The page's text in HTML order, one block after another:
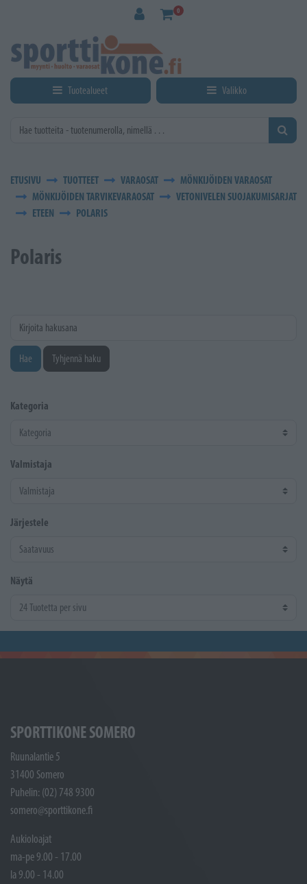
0
Tuotealueet Valikko
ETUSIVU TUOTTEET VARAOSAT
MÖNKIJÖIDEN VARAOSAT
MÖNKIJÖIDEN TARVIKEVARAOSAT
VETONIVELEN SUOJAKUMISARJAT
ETEEN
POLARIS
Polaris
Kirjoita hakusana
Hae Tyhjennä haku
Kategoria
Valmistaja
Järjestele
Näytä
SPORTTIKONE SOMERO
Ruunalantie 5
31400 Somero
Puhelin: (02) 748 9300
somero@sporttikone.fi
Aukioloajat
ma-pe 9.00 - 17.00
la 9.00 - 14.00